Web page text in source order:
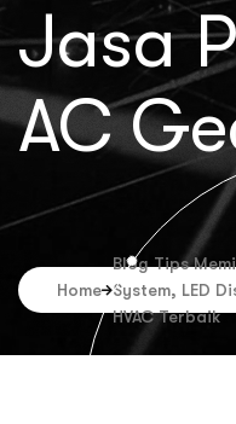
Jasa
AC
Home
Blog Tips
System, LED
HVAC Terbaik